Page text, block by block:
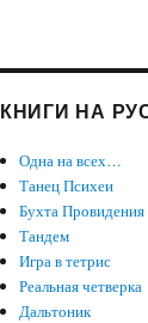
КНИГИ НА
Одна на всех…
Танец Психеи
Бухта Провидения
Тандем
Игра в тетрис
Реальная четверка
Дальтоник